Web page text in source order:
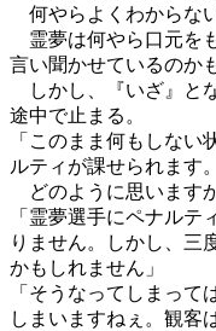
何やらよくわからな
霊夢は何やら口元を
言い聞かせているのか
しかし、『いざ』と
途中で止まる。
「このまま何もしな
ルティが課せられます。
どのように思います
「霊夢選手にペナル
りません。しかし、三
かもしれません」
「そうなってしまって
しまいますねぇ。観客